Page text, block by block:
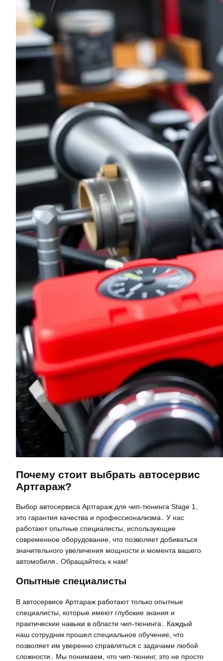
Почему стоит выбрать автосервис
Артгараж?
Выбор автосервиса Артгараж для чип-тюнинга Stage 1,
это гарантия качества и профессионализма․ У нас
работают опытные специалисты, использующие
современное оборудование, что позволяет добиваться
значительного увеличения мощности и момента вашего
автомобиля․ Обращайтесь к нам!
Опытные специалисты
В автосервисе Артгараж работают только опытные
специалисты, которые имеют глубокие знания и
практические навыки в области чип-тюнинга․ Каждый
наш сотрудник прошел специальное обучение, что
позволяет им уверенно справляться с задачами любой
сложности․ Мы понимаем, что чип-тюнинг, это не просто